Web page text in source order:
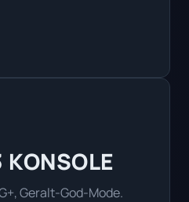
Geralt-God-Mode.